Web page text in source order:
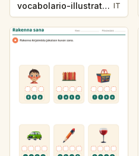
vocabolario-illustrato-k235-5 IT